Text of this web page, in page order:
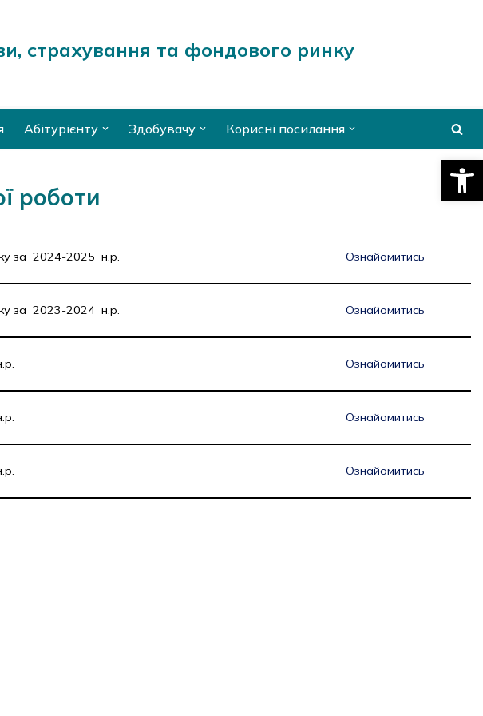
страхування та фондового ринку
Абітурієнту Здобувачу Корисні посилання
роботи
за 2024-2025 н.р. Ознайомитись
за 2023-2024 н.р. Ознайомитись
Ознайомитись
Ознайомитись
Ознайомитись